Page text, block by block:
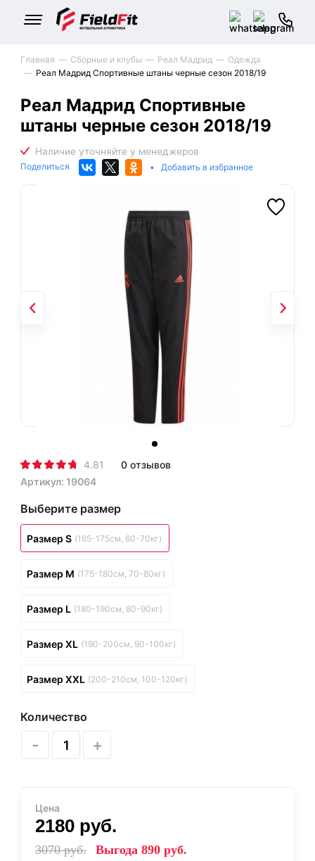
Главная Сборные и клубы Реал Мадрид
Одежда
Реал Мадрид Спортивные штаны черные сезон 2018/19
Реал Мадрид Спортивные
штаны черные сезон 2018/19
Поделиться • Добавить в избранное
4.81
0 отзывов
Артикул: 19064
Выберите размер
Размер S (165-175см, 60-70кг)
Размер M (175-180см, 70-80кг)
Размер L (180-190см, 80-90кг)
Размер XL (190-200см, 90-100кг)
Размер XXL (200-210см, 100-120кг)
Количество
- +
Цена
2180 руб.
3070руб. Выгода 890 руб.